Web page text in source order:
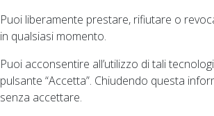
Puoi liberamente prestare, rifiutare o
in qualsiasi momento.
Puoi acconsentire all’utilizzo di tali
pulsante “Accetta”. Chiudendo questa
senza accettare.